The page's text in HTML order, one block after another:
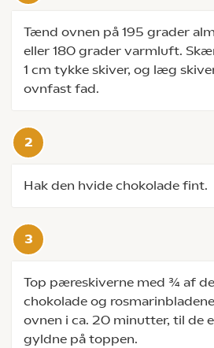
Tænd ovnen på 195 grader
eller 180 grader varmluft.
1 cm tykke skiver, og læg
ovnfast fad.
Hak den hvide chokolade fint.
Top pæreskiverne med ¾ af
chokolade og
ovnen i ca. 20 minutter, til de
gyldne på toppen.